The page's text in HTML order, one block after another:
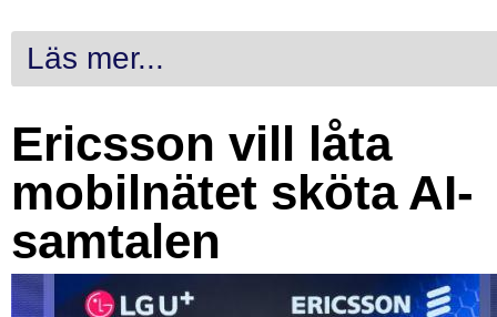
Läs mer...
Ericsson vill låta
mobilnätet sköta AI-
samtalen